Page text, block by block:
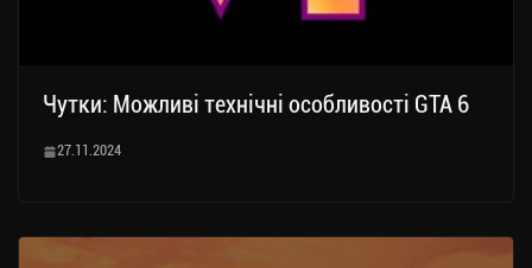
Чутки: Можливі технічні особливості GTA 6
27.11.2024